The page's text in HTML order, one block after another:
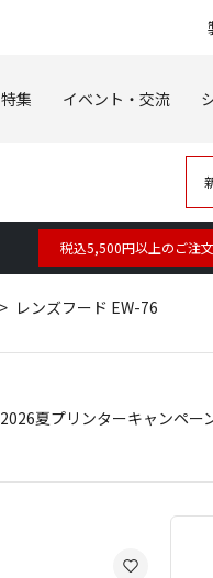
特集 イベント・交流
税込5,500円以上のご注
レンズフード EW-76
2026夏プリンターキャンペー